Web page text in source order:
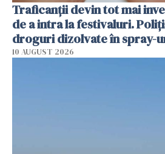
Traficanții devin tot mai
de a intra la festivaluri.
droguri dizolvate în spray-
10 AUGUST 2026